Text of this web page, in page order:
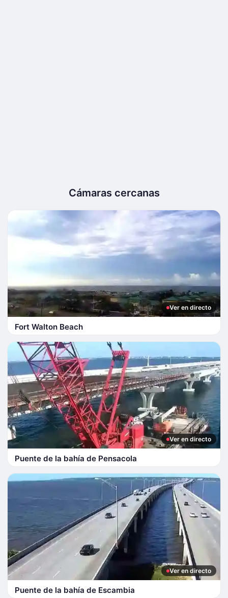
Cámaras cercanas
Ver en directo
Fort Walton Beach
Ver en directo
Puente de la bahía de Pensacola
Ver en directo
Puente de la bahía de Escambia